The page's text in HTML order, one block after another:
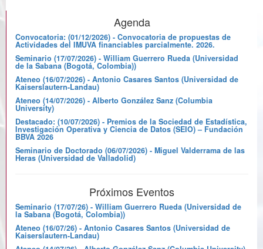
Agenda
Convocatoria: (01/12/2026) - Convocatoria de propuestas de
Actividades del IMUVA financiables parcialmente. 2026.
Seminario (17/07/2026) - William Guerrero Rueda (Universidad
de la Sabana (Bogotá, Colombia))
Ateneo (16/07/2026) - Antonio Casares Santos (Universidad de
Kaiserslautern-Landau)
Ateneo (14/07/2026) - Alberto González Sanz (Columbia
University)
Destacado: (10/07/2026) - Premios de la Sociedad de Estadística,
Investigación Operativa y Ciencia de Datos (SEIO) – Fundación
BBVA 2026
Seminario de Doctorado (06/07/2026) - Miguel Valderrama de las
Heras (Universidad de Valladolid)
Próximos Eventos
Seminario (17/07/26) - William Guerrero Rueda (Universidad de
la Sabana (Bogotá, Colombia))
Ateneo (16/07/26) - Antonio Casares Santos (Universidad de
Kaiserslautern-Landau)